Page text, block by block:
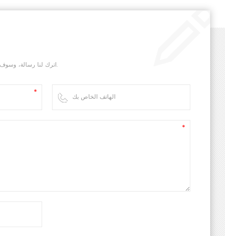
اترك لنا رسالة، وسوف نقوم بالرد عليك في أسرع وقت ممكن.